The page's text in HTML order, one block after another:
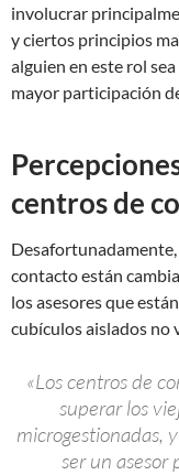
involucrar
y ciertos principios
alguien en este rol
mayor participación
centros de
contacto están
los asesores que
cubículos aislados no
«Los centros de
superar los
microgestionadas,
ser un asesor